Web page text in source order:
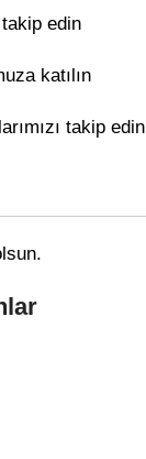
edin
katılın
takip edin